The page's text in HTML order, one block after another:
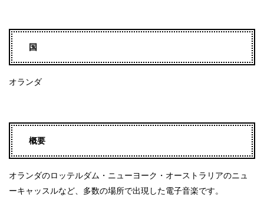
国
オランダ
概要
オランダのロッテルダム・ニューヨーク・オーストラリアのニュ
ーキャッスルなど、多数の場所で出現した電子音楽です。